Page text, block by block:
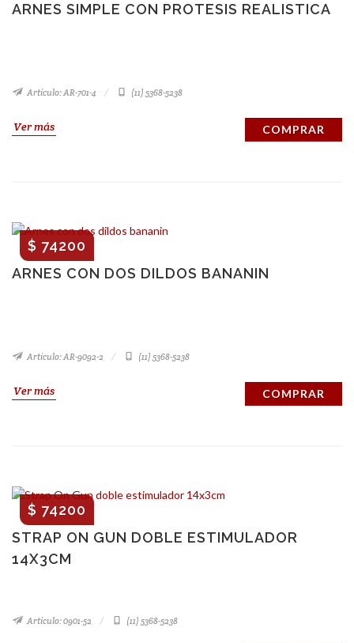
ARNES SIMPLE CON PROTESIS REALISTICA
Artículo: AR-701-4 (11) 5368-5238
Ver más COMPRAR
ARNES CON DOS DILDOS BANANIN
$ 74200
Artículo: AR-9092-2 (11) 5368-5238
Ver más COMPRAR
STRAP ON GUN DOBLE ESTIMULADOR
14X3CM
$ 74200
Artículo: 0901-52 (11) 5368-5238